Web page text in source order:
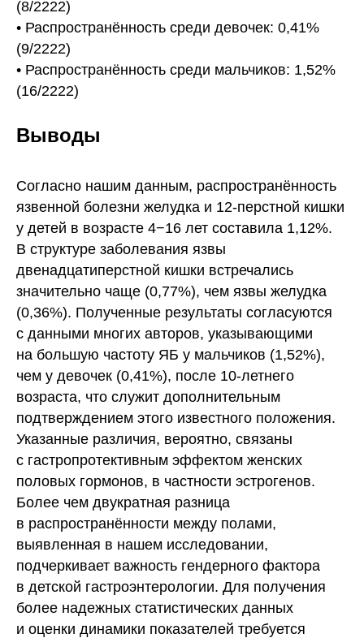
(8/2222)
• Распространённость среди девочек: 0,41%
(9/2222)
• Распространённость среди мальчиков: 1,52%
(16/2222)
Выводы
Согласно нашим данным, распространённость
язвенной болезни желудка и 12-перстной кишки
у детей в возрасте 4−16 лет составила 1,12%.
В структуре заболевания язвы
двенадцатиперстной кишки встречались
значительно чаще (0,77%), чем язвы желудка
(0,36%). Полученные результаты согласуются
с данными многих авторов, указывающими
на большую частоту ЯБ у мальчиков (1,52%),
чем у девочек (0,41%), после 10-летнего
возраста, что служит дополнительным
подтверждением этого известного положения.
Указанные различия, вероятно, связаны
с гастропротективным эффектом женских
половых гормонов, в частности эстрогенов.
Более чем двукратная разница
в распространённости между полами,
выявленная в нашем исследовании,
подчеркивает важность гендерного фактора
в детской гастроэнтерологии. Для получения
более надежных статистических данных
и оценки динамики показателей требуется